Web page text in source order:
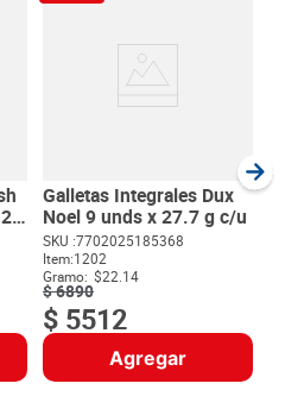
Galletas Integrales Dux
Noel 9 unds x 27.7 g c/u
SKU :7702025185368
Item:1202
Gramo: $22.14
$6890
$ 5512
Agregar